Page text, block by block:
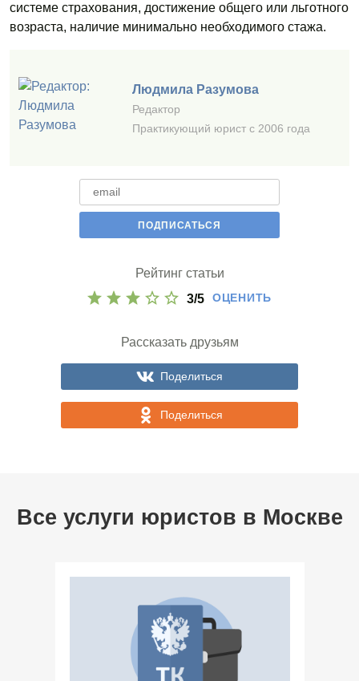
системе страхования, достижение общего или льготного
возраста, наличие минимально необходимого стажа.
Людмила Разумова
Редактор
Практикующий юрист с 2006 года
Рейтинг статьи
3/5 ОЦЕНИТЬ
Рассказать друзьям
Поделиться
Поделиться
Все услуги юристов в Москве